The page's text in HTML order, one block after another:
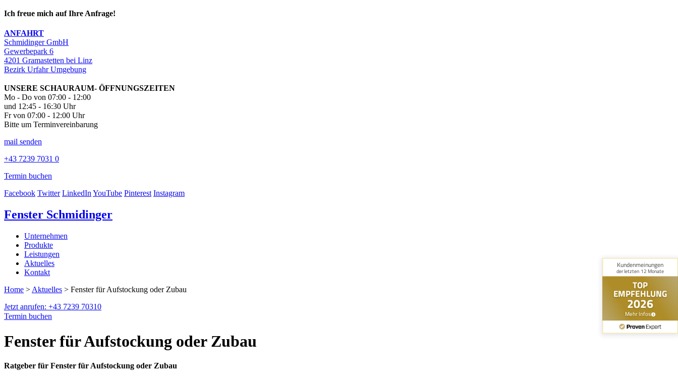
Ich freue mich auf Ihre Anfrage!
ANFAHRT
Schmidinger GmbH
Gewerbepark 6
4201 Gramastetten bei Linz
Bezirk Urfahr Umgebung
UNSERE SCHAURAUM- ÖFFNUNGSZEITEN
Mo - Do von 07:00 - 12:00
und 12:45 - 16:30 Uhr
Fr von 07:00 - 12:00 Uhr
Bitte um Terminvereinbarung
mail senden
+43 7239 7031 0
Termin buchen
Facebook Twitter LinkedInYouTube Pinterest Instagram
Fenster Schmidinger
Unternehmen
Produkte
Leistungen
Aktuelles
Kontakt
Home > Aktuelles > Fenster für Aufstockung oder Zubau
Jetzt anrufen: +43 7239 70310
Termin buchen
Fenster für Aufstockung oder Zubau
Ratgeber für Fenster für Aufstockung oder Zubau